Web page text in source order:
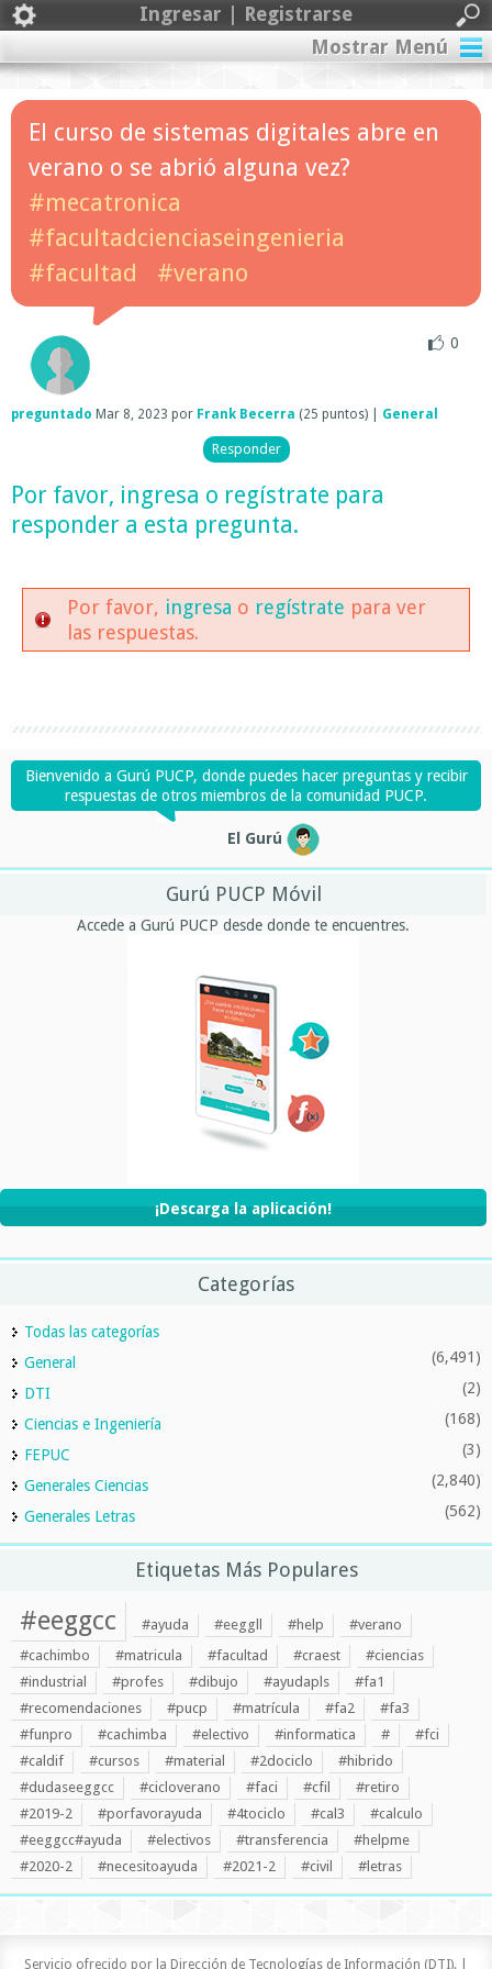
Ingresar | Registrarse
Mostrar Menú
El curso de sistemas digitales abre en
verano o se abrió alguna vez?
#mecatronica
#facultadcienciaseingenieria
#facultad
#verano
0
preguntado Mar 8, 2023 por Frank Becerra (25 puntos) General
Por favor, ingresa o regístrate para
responder a esta pregunta.
Por favor, ingresa o regístrate para ver
las respuestas.
Bienvenido a Gurú PUCP, donde puedes hacer preguntas y recibir
respuestas de otros miembros de la comunidad PUCP.
El Gurú
Gurú PUCP Móvil
Accede a Gurú PUCP desde donde te encuentres.
¡Descarga la aplicación!
Categorías
Todas las categorías
General
(6,491)
DTI (2)
Ciencias e Ingeniería (168)
FEPUC (3)
Generales Ciencias (2,840)
Generales Letras (562)
Etiquetas Más Populares
#eeggcc #ayuda #eeggll #help
#verano
#cachimbo
#matricula #facultad #craest
#ciencias
#industrial
#profes #dibujo #ayudapls
#fa1
#recomendaciones
#pucp #matrícula #fa2
#fa3
#funpro
#cachimba #electivo #informatica #
#fci
#caldif
#cursos #material #2dociclo
#hibrido
#dudaseeggcc
#cicloverano #faci #cfil
#retiro
#2019-2
#porfavorayuda #4tociclo #cal3
#calculo
#eeggcc#ayuda
#electivos #transferencia
#helpme
#2020-2
#necesitoayuda #2021-2 #civil #letras
Servicio ofrecido por la Dirección de Tecnologías de Información (DTI). |